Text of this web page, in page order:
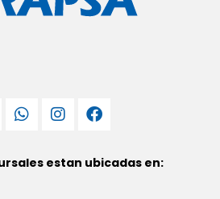
estan ubicadas en: